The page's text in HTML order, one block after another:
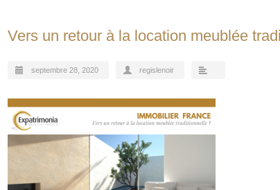
Vers un retour à la location meublée
septembre 28, 2020 regislenoir